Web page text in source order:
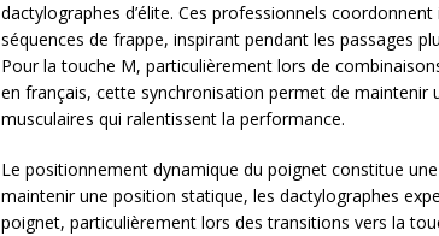
dactylographes d’élite. Ces professionnels
séquences de frappe, inspirant pendant les passages
Pour la touche M, particulièrement lors de
en français, cette synchronisation permet de
musculaires qui ralentissent la performance.
Le positionnement dynamique du poignet constitue
maintenir une position statique, les dactylographes
poignet, particulièrement lors des transitions vers la